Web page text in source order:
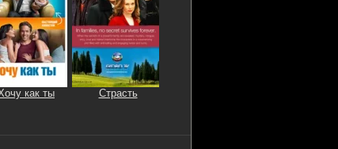
как ты
Страсть